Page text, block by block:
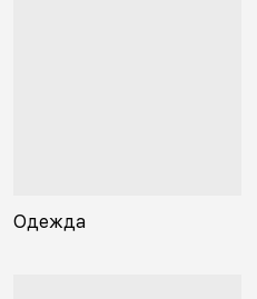
Одежда